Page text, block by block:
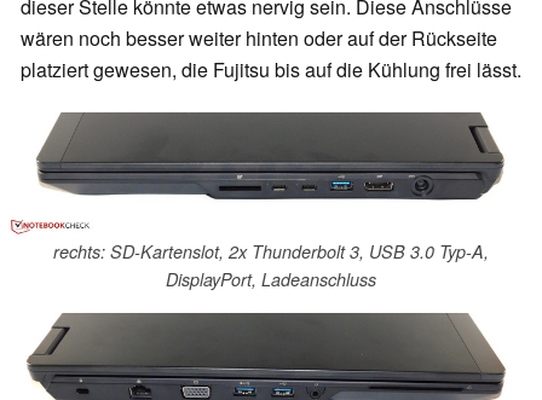
dieser Stelle könnte etwas nervig sein. Diese Anschlüsse
wären noch besser weiter hinten oder auf der Rückseite
platziert gewesen, die Fujitsu bis auf die Kühlung frei lässt.
rechts: SD-Kartenslot, 2x Thunderbolt 3, USB 3.0 Typ-A,
DisplayPort, Ladeanschluss